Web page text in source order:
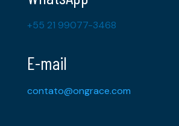
+55 21 99077-3468
E-mail
contato@ongrace.com